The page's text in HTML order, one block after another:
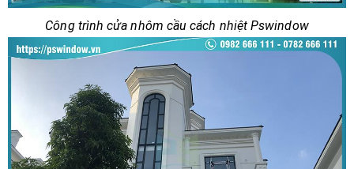
Công trình cửa nhôm cầu cách nhiệt Pswindow